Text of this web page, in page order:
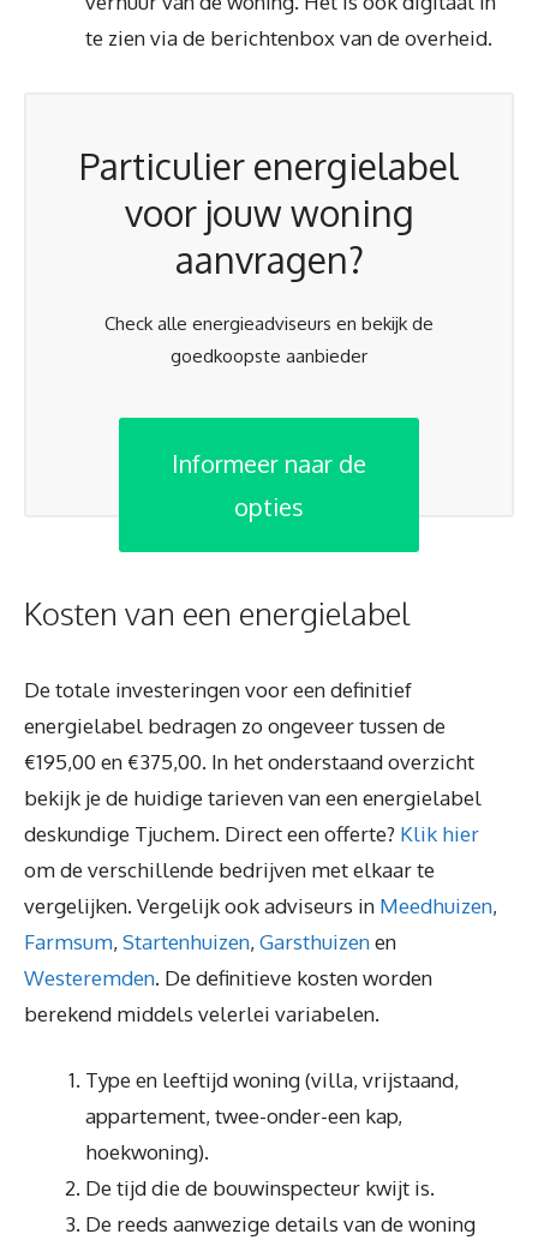
te zien via de berichtenbox van de overheid.
Particulier energielabel
voor jouw woning
aanvragen?
Check alle energieadviseurs en bekijk de
goedkoopste aanbieder
Informeer naar de
opties
Kosten van een energielabel
De totale investeringen voor een definitief
energielabel bedragen zo ongeveer tussen de
€195,00 en €375,00. In het onderstaand overzicht
bekijk je de huidige tarieven van een energielabel
deskundige Tjuchem. Direct een offerte? Klik hier
om de verschillende bedrijven met elkaar te
vergelijken. Vergelijk ook adviseurs in Meedhuizen,
Farmsum, Startenhuizen, Garsthuizenen
Westeremden. De definitieve kosten worden
berekend middels velerlei variabelen.
Type en leeftijd woning (villa, vrijstaand,
appartement, twee-onder-een kap,
hoekwoning).
De tijd die de bouwinspecteur kwijt is.
De reeds aanwezige details van de woning